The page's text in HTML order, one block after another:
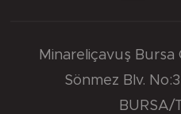
Minareliçavuş Bursa
Sönmez Blv.
BURSA/